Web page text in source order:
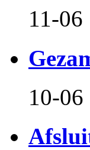
11-06
10-06